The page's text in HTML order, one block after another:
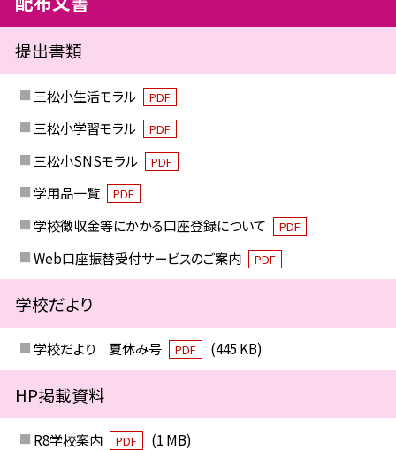
提出書類
三松小生活モラル PDF
三松小学習モラル PDF
三松小SNSモラル PDF
学用品一覧 PDF
学校徴収金等にかかる口座登録について PDF
Web口座振替受付サービスのご案内 PDF
学校だより
学校だより 夏休み号 PDF (445 KB)
HP掲載資料
R8学校案内 PDF
(1 MB)